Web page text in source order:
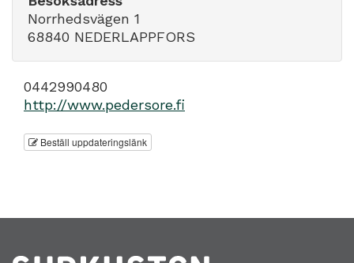
Norrhedsvägen 1
68840 NEDERLAPPFORS
0442990480
http://www.pedersore.fi
Beställ uppdateringslänk